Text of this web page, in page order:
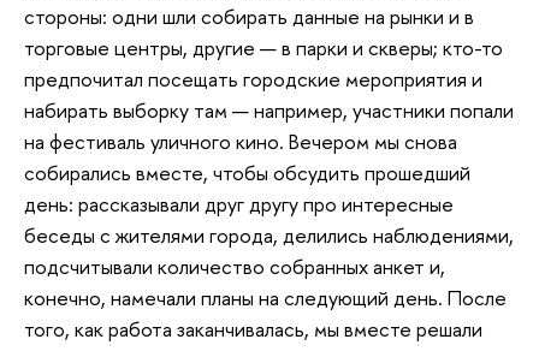
стороны: одни шли собирать данные на рынки и в
торговые центры, другие — в парки и скверы; кто-то
предпочитал посещать городские мероприятия и
набирать выборку там — например, участники попали
на фестиваль уличного кино. Вечером мы снова
собирались вместе, чтобы обсудить прошедший
день: рассказывали друг другу про интересные
беседы с жителями города, делились наблюдениями,
подсчитывали количество собранных анкет и,
конечно, намечали планы на следующий день. После
того, как работа заканчивалась, мы вместе решали